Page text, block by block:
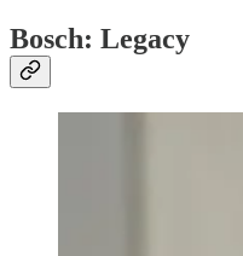
Bosch: Legacy